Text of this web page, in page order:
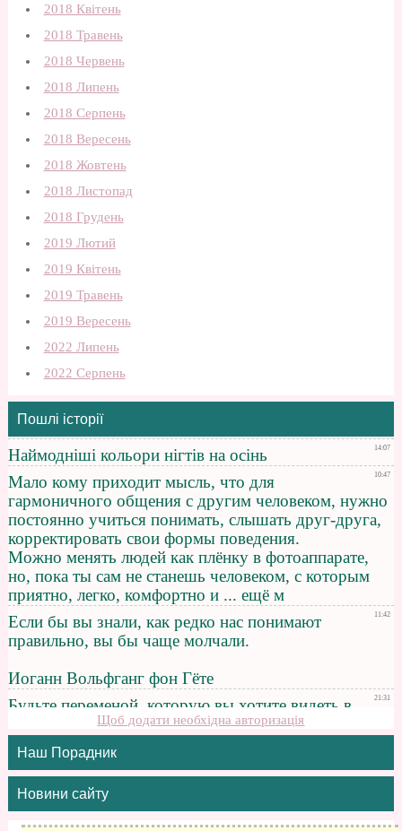
2018 Квітень
2018 Травень
2018 Червень
2018 Липень
2018 Серпень
2018 Вересень
2018 Жовтень
2018 Листопад
2018 Грудень
2019 Лютий
2019 Квітень
2019 Травень
2019 Вересень
2022 Липень
2022 Серпень
Пошлі історії
Щоб додати необхідна авторизація
Наш Порадник
Новини сайту